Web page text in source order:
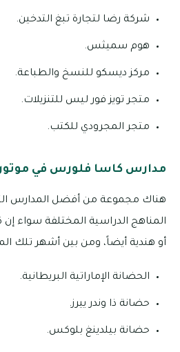
شركة رضا لتجارة تبغ التدخين.
هوم سميثس.
مركز ديسكو للنسخ والطباعة.
متجر تويز فور ليس للتنزيلات.
متجر المجرودي للكتب.
مدارس كاسا فلورس في
هناك مجموعة من أفضل المدارس
المناهج الدراسية المختلفة سواء إن
أو هندية أيضاً، ومن بين أشهر تلك
الحضانة الإماراتية البريطانية.
حضانة ذا وندر ييرز.
حضانة بيلدينغ بلوكس.